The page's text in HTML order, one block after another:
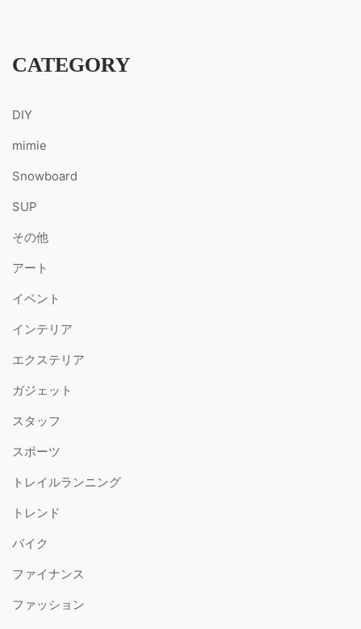
CATEGORY
DIY
mimie
Snowboard
SUP
その他
アート
イベント
インテリア
エクステリア
ガジェット
スタッフ
スポーツ
トレイルランニング
トレンド
バイク
ファイナンス
ファッション